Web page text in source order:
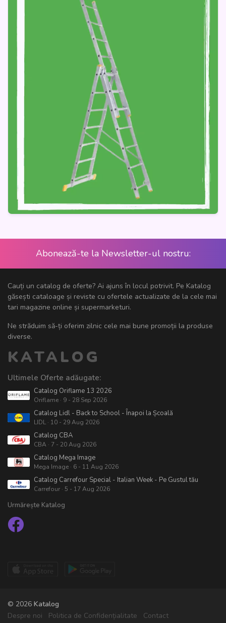
Abonează-te la Newsletter-ul nostru:
Cauți un catalog de oferte? Ai ajuns în locul potrivit. Pe Katalog
găsești cataloage și reviste cu ofertele actualizate de la cele mai
tari magazine online și supermarketuri.
Ne străduim să-ți oferim zilnic cele mai bune promoții la produse
diverse.
KATALOG
Ultimele Oferte adăugate:
Catalog Oriflame 13 2026
Oriflame · 9 - 28 Sep 2026
Catalog Lidl - Back to School - Înapoi la Școală
LIDL · 10 - 29 Aug 2026
Catalog CBA
CBA · 7 - 20 Aug 2026
Catalog Mega Image
Mega Image · 6 - 11 Aug 2026
Catalog Carrefour Special - Italian Week - Pe Gustul tău
Carrefour · 5 - 17 Aug 2026
Urmărește Katalog
© 2026 Katalog
Despre noi
Politica de Confidențialitate Contact